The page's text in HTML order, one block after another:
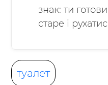
знак: ти
старе і
туалет